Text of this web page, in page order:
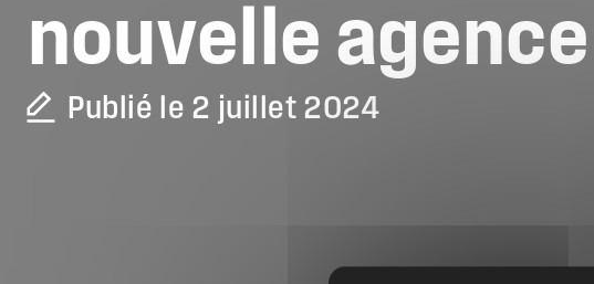
nouvelle agence
Publié le 2 juillet 2024